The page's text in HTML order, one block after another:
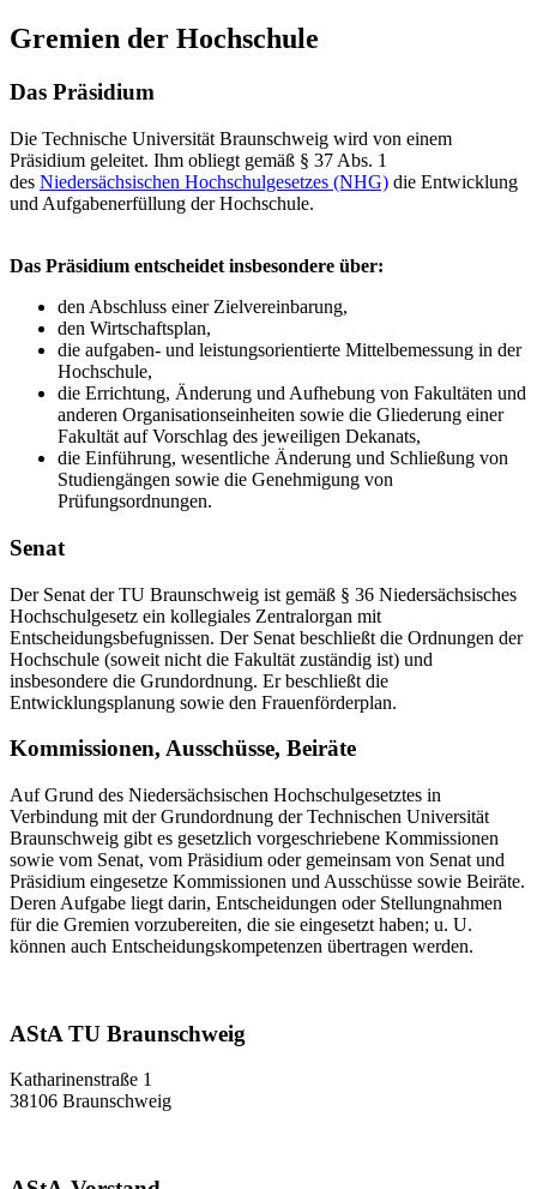
Gremien der Hochschule
Das Präsidium
Die Technische Universität Braunschweig wird von einem
Präsidium geleitet. Ihm obliegt gemäß § 37 Abs. 1
des Niedersächsischen Hochschulgesetzes (NHG) die Entwicklung
und Aufgabenerfüllung der Hochschule.
Das Präsidium entscheidet insbesondere über:
den Abschluss einer Zielvereinbarung,
den Wirtschaftsplan,
die aufgaben- und leistungsorientierte Mittelbemessung in der
Hochschule,
die Errichtung, Änderung und Aufhebung von Fakultäten und
anderen Organisationseinheiten sowie die Gliederung einer
Fakultät auf Vorschlag des jeweiligen Dekanats,
die Einführung, wesentliche Änderung und Schließung von
Studiengängen sowie die Genehmigung von
Prüfungsordnungen.
Senat
Der Senat der TU Braunschweig ist gemäß § 36 Niedersächsisches
Hochschulgesetz ein kollegiales Zentralorgan mit
Entscheidungsbefugnissen. Der Senat beschließt die Ordnungen der
Hochschule (soweit nicht die Fakultät zuständig ist) und
insbesondere die Grundordnung. Er beschließt die
Entwicklungsplanung sowie den Frauenförderplan.
Kommissionen, Ausschüsse, Beiräte
Auf Grund des Niedersächsischen Hochschulgesetztes in
Verbindung mit der Grundordnung der Technischen Universität
Braunschweig gibt es gesetzlich vorgeschriebene Kommissionen
sowie vom Senat, vom Präsidium oder gemeinsam von Senat und
Präsidium eingesetze Kommissionen und Ausschüsse sowie Beiräte.
Deren Aufgabe liegt darin, Entscheidungen oder Stellungnahmen
für die Gremien vorzubereiten, die sie eingesetzt haben; u. U.
können auch Entscheidungskompetenzen übertragen werden.
AStA TU Braunschweig
Katharinenstraße 1
38106 Braunschweig